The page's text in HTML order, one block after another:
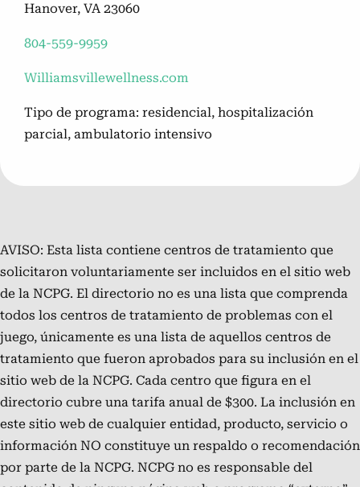
Hanover, VA 23060
804-559-9959
Williamsvillewellness.com
Tipo de programa: residencial, hospitalización
parcial, ambulatorio intensivo
AVISO: Esta lista contiene centros de tratamiento que
solicitaron voluntariamente ser incluidos en el sitio web
de la NCPG. El directorio no es una lista que comprenda
todos los centros de tratamiento de problemas con el
juego, únicamente es una lista de aquellos centros de
tratamiento que fueron aprobados para su inclusión en el
sitio web de la NCPG. Cada centro que figura en el
directorio cubre una tarifa anual de $300. La inclusión en
este sitio web de cualquier entidad, producto, servicio o
información NO constituye un respaldo o recomendación
por parte de la NCPG. NCPG no es responsable del